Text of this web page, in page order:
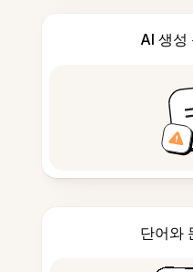
AI 생성
단어와